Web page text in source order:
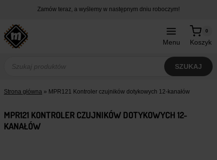
treści
Zamów teraz, a wyślemy w następnym dniu roboczym!
Menu Koszyk
0
produktów
SZUKAJ
Strona główna » MPR121 Kontroler czujników dotykowych 12-kanałów
MPR121 KONTROLER CZUJNIKÓW DOTYKOWYCH 12-
KANAŁÓW